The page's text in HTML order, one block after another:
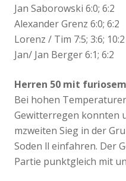
Jan Saborowski 6:0; 6:2
Alexander Grenz 6:0; 6:2
Lorenz / Tim 7:5; 3:6; 10:2
Jan/ Jan Berger 6:1; 6:2
Herren 50 mit
Bei hohen
Gewitterregen konnten
mzweiten Sieg in der
Soden ll einfahren. Der
Partie punktgleich mit